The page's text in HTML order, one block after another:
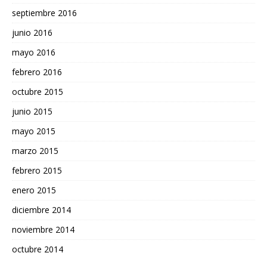
septiembre 2016
junio 2016
mayo 2016
febrero 2016
octubre 2015
junio 2015
mayo 2015
marzo 2015
febrero 2015
enero 2015
diciembre 2014
noviembre 2014
octubre 2014